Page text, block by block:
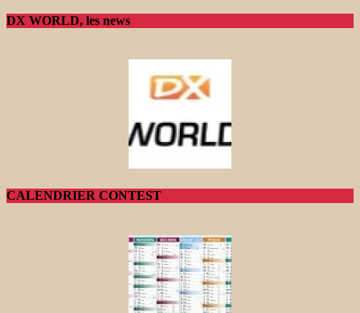
DX WORLD, les news
CALENDRIER CONTEST